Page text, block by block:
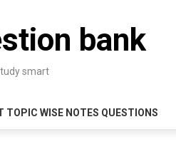
bank
smart
TOPIC WISE NOTES QUESTIONS